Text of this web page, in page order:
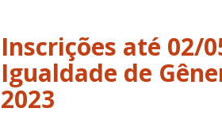
Inscrições até 02/
Igualdade de
2023